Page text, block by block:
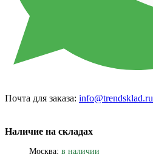
Почта для заказа: info@trendsklad.ru
Наличие на складах
Москва: в наличии